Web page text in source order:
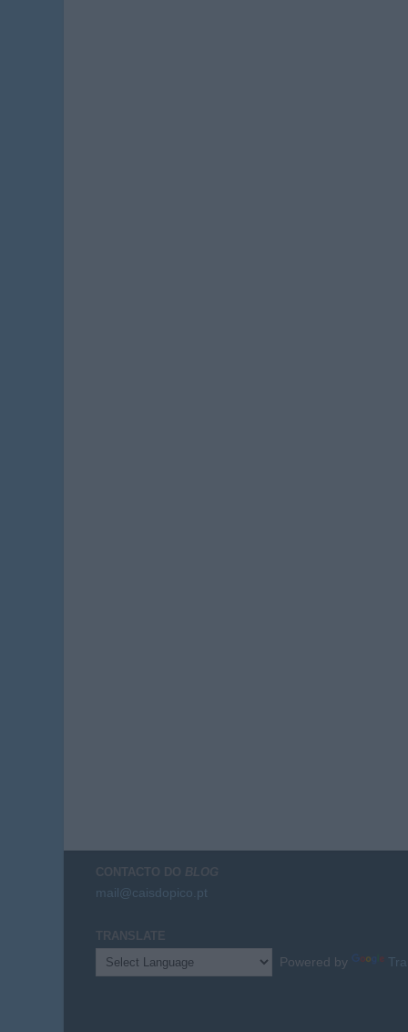
CONTACTO DO BLOG
mail@caisdopico.pt
TRANSLATE
Powered by